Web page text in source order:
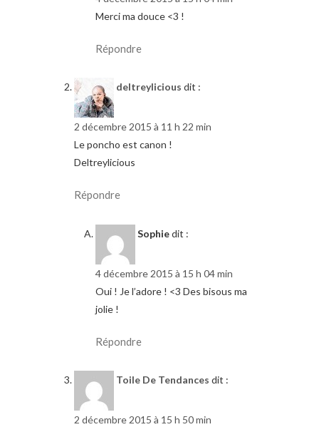
Merci ma douce <3 !
Répondre
deltreylicious dit :
2 décembre 2015 à 11 h 22 min
Le poncho est canon !
Deltreylicious
Répondre
Sophiedit :
4 décembre 2015 à 15 h 04 min
Oui ! Je l’adore ! <3 Des bisous ma
jolie !
Répondre
Toile De Tendances dit :
2 décembre 2015 à 15 h 50 min